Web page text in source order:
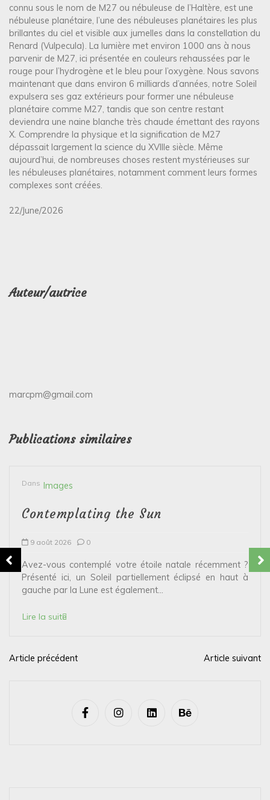
connu sous le nom de M27 ou nébuleuse de l’Haltère, est une
nébuleuse planétaire, l’une des nébuleuses planétaires les plus
brillantes du ciel et visible aux jumelles dans la constellation du
Renard (Vulpecula). La lumière met environ 1000 ans à nous
parvenir de M27, ici présentée en couleurs rehaussées par le
rouge pour l’hydrogène et le bleu pour l’oxygène. Nous savons
maintenant que dans environ 6 milliards d’années, notre Soleil
expulsera ses gaz extérieurs pour former une nébuleuse
planétaire comme M27, tandis que son centre restant
deviendra une naine blanche très chaude émettant des rayons
X. Comprendre la physique et la signification de M27
dépassait largement la science du XVIIIe siècle. Même
aujourd’hui, de nombreuses choses restent mystérieuses sur
les nébuleuses planétaires, notamment comment leurs formes
complexes sont créées.
22/June/2026
Auteur/autrice
marcpm@gmail.com
Publications similaires
Dans Images
Contemplating the Sun
9 août 2026 0
Avez-vous contemplé votre étoile natale récemment ?
Présenté ici, un Soleil partiellement éclipsé en haut à
gauche par la Lune est également...
Lire la suite
N
Article précédent Article suivant